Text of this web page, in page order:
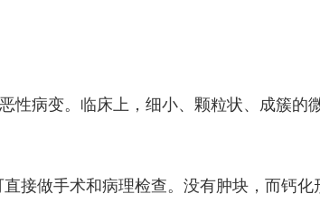
性病变。临床上，细小、颗粒状、成簇的
接做手术和病理检查。没有肿块，而钙化